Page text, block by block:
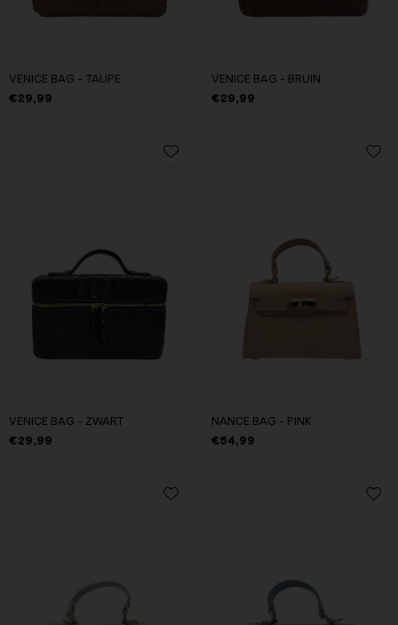
VENICE BAG - TAUPE
€29,99
VENICE BAG - BRUIN
€29,99
VENICE BAG - ZWART
€29,99
NANCE BAG - PINK
€54,99